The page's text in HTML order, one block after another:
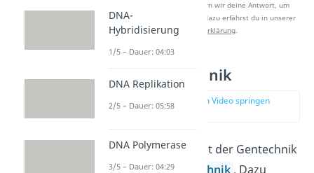
Nach Beantwortung speichern wir deine Antwort, um
Studyflix zu verbessern. Mehr dazu erfährst du in unserer
Datenschutzerklärung.
Grüne Gentechnik
zur Stelle im Video springen
(02:27)
Das größte Teilgebiet der Gentechnik
ist diegrüne Gentechnik . Dazu
DNA-
Hybridisierung
1/5 – Dauer: 04:03
DNA Replikation
2/5 – Dauer: 05:58
DNA Polymerase
3/5 – Dauer: 04:29